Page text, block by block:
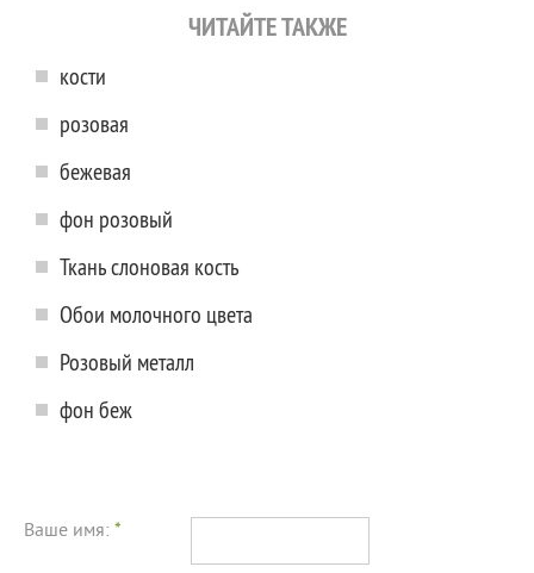
ЧИТАЙТЕ ТАКЖЕ
кости
розовая
бежевая
фон розовый
Ткань слоновая кость
Обои молочного цвета
Розовый металл
фон беж
Ваше имя: *